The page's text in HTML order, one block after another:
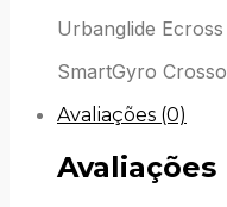
Urbanglide
SmartGyro
Avaliações (0)
Avaliações